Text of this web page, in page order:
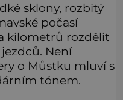
sklony, rozbitý
počasí
kilometrů rozdělit
Není
o Můstku mluví s
tónem.